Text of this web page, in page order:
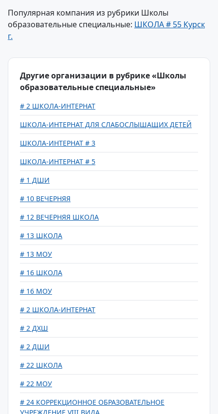
Популярная компания из рубрики Школы
образовательные специальные: ШКОЛА # 55 Курск
г.
Другие организации в рубрике «Школы
образовательные специальные»
# 2 ШКОЛА-ИНТЕРНАТ
ШКОЛА-ИНТЕРНАТ ДЛЯ СЛАБОСЛЫШАЩИХ ДЕТЕЙ
ШКОЛА-ИНТЕРНАТ # 3
ШКОЛА-ИНТЕРНАТ # 5
# 1 ДШИ
# 10 ВЕЧЕРНЯЯ
# 12 ВЕЧЕРНЯЯ ШКОЛА
# 13 ШКОЛА
# 13 МОУ
# 16 ШКОЛА
# 16 МОУ
# 2 ШКОЛА-ИНТЕРНАТ
# 2 ДХШ
# 2 ДШИ
# 22 ШКОЛА
# 22 МОУ
# 24 КОРРЕКЦИОННОЕ ОБРАЗОВАТЕЛЬНОЕ